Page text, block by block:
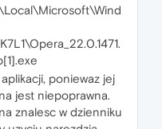
poniewaz jej
jest niepoprawna.
znalesc w dzienniku